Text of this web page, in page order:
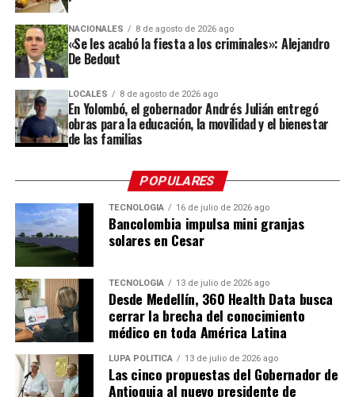
compartir con los silleteros que se preparan para llevar
sus creaciones a uno de los eventos culturales más
importantes de Antioquia.
“Esta es una oportunidad para que las personas
conozcan dónde nace una de las tradiciones que más
nos representa, compartan con nuestros silleteros y
descubran todo el trabajo que hay detrás de una
destacó Gabriel Jaime Londoño Rendón,
secretario de Desarrollo Económico de Envigado.
Las fincas
Las fincas que abren sus puertas son: El Reposo, La
Dalia, El Chagualo, La Colina y La Cumbre, donde
encontrarán a los silleteros Jhon Jaime Ramírez, Viviana
Hincapié, Jorge Iván Salazar, Mariana Salazar, Arístides
Ríos, Fredy Ríos, Luis Carlos Ríos, William Ríos, Omar
Zapata, José Miguel Zapata, Hernán Soto, Edgar Soto y
Yurani Mejía, quienes serán los guías durante el
NACIONALES 8 de agosto de 2026 ago
«Se les acabó la fiesta a los criminales»: Alejandro
De Bedout
LOCALES 8 de agosto de 2026 ago
En Yolombó, el gobernador Andrés Julián entregó
obras para la educación, la movilidad y el bienestar
de las familias
POPULARES
TECNOLOGÍA 16 de julio de 2026 ago
Bancolombia impulsa mini granjas
solares en Cesar
TECNOLOGÍA 13 de julio de 2026 ago
Desde Medellín, 360 Health Data busca
cerrar la brecha del conocimiento
médico en toda América Latina
LUPA POLÍTICA 13 de julio de 2026 ago
Las cinco propuestas del Gobernador de
Antioquia al nuevo presidente de